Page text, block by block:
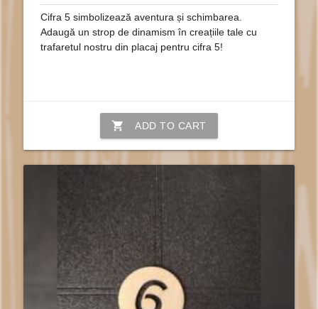
Cifra 5 simbolizează aventura și schimbarea.
Adaugă un strop de dinamism în creațiile tale cu
trafaretul nostru din placaj pentru cifra 5!
shopping_cart ADD TO CART